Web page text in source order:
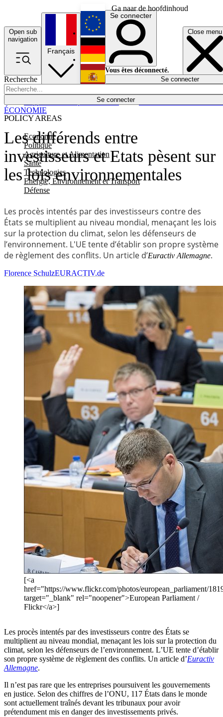
Ga naar de hoofdinhoud
Open sub
navigation
Close menu
Recherche
Se connecter
POLICY AREAS
Economie
Politique
Agriculture et Alimentation
Santé
Technologies
Energie, Environnement et Transport
Défense
Économie
Français
English
Deutsch
Español
Se connecter
Vous êtes déconnecté.
Se connecter
Les différends entre
investisseurs et Etats pèsent sur
les lois environnementales
Les procès intentés par des investisseurs contre des
États se multiplient au niveau mondial, menaçant les lois
sur la protection du climat, selon les défenseurs de
l’environnement. L'UE tente d’établir son propre système
de règlement des conflits. Un article d’Euractiv Allemagne.
ÉCONOMIE
Florence SchulzEURACTIV.de
[<a
href="https://www.flickr.com/photos/european_parliament/
target="_blank" rel="noopener">European Parliament /
Flickr</a>]
Les procès intentés par des investisseurs contre des États se
multiplient au niveau mondial, menaçant les lois sur la protection du
climat, selon les défenseurs de l’environnement. L’UE tente d’établir
son propre système de règlement des conflits. Un article d’Euractiv
Allemagne.
Il n’est pas rare que les entreprises poursuivent les gouvernements
en justice. Selon des chiffres de l’ONU, 117 États dans le monde
sont actuellement traînés devant les tribunaux pour avoir
prétendument mis en danger des investissements privés.